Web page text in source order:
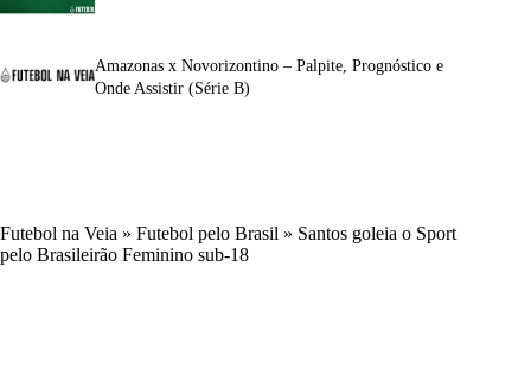
Amazonas x Novorizontino – Palpite, Prognóstico e
Onde Assistir (Série B)
Futebol na Veia » Futebol pelo Brasil » Santos goleia o Sport
pelo Brasileirão Feminino sub-18